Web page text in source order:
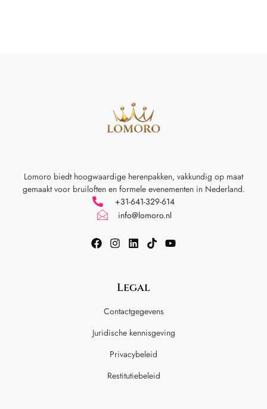
Lomoro biedt hoogwaardige herenpakken, vakkundig op maat
gemaakt voor bruiloften en formele evenementen in Nederland.
+31-641-329-614
info@lomoro.nl
Legal
Contactgegevens
Juridische kennisgeving
Privacybeleid
Restitutiebeleid